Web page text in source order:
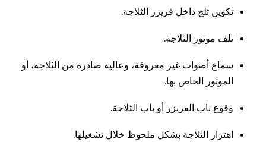
تكوين ثلج داخل فريزر الثلاجة.
تلف موتور الثلاجة.
سماع أصوات غير معروفة، وعالية صادرة من الثلاجة، أو
الموتور الخاص بها.
وقوع باب الفريزر أو باب الثلاجة.
اهتزاز الثلاجة بشكل ملحوظ خلال تشغيلها.